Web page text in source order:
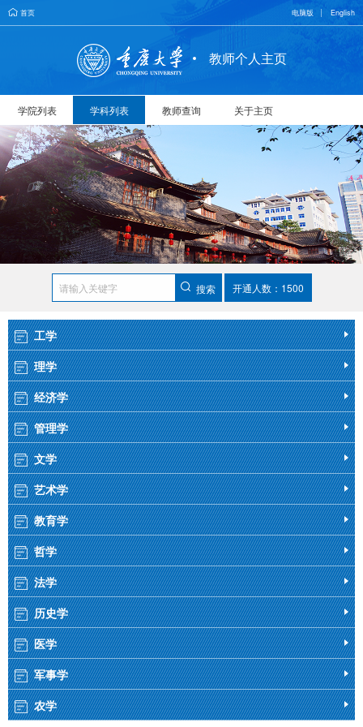
首页 电脑版 English
教师个人主页
学院列表 学科列表 教师查询 关于主页
搜索 开通人数：1500
工学
理学
经济学
管理学
文学
艺术学
教育学
哲学
法学
历史学
医学
军事学
农学